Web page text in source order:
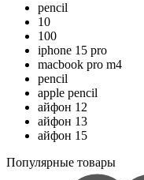
pencil
10
100
iphone 15 pro
macbook pro m4
pencil
apple pencil
айфон 12
айфон 13
айфон 15
Популярные товары